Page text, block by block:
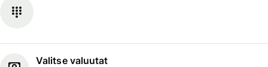
Valitse valuutat